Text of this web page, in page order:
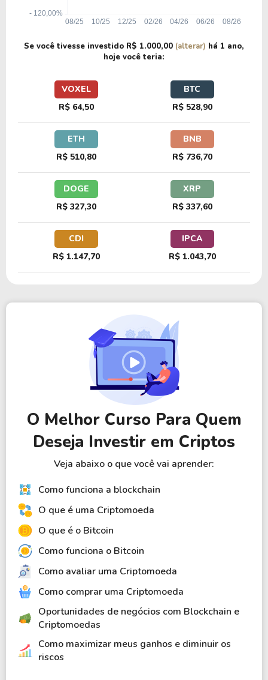
Se você tivesse investido R$ 1.000,00 (alterar) há 1 ano,
hoje você teria:
VOXEL
R$ 64,50
BTC
R$ 528,90
ETH
R$ 510,80
BNB
R$ 736,70
DOGE
R$ 327,30
XRP
R$ 337,60
CDI
R$ 1.147,70
IPCA
R$ 1.043,70
O Melhor Curso Para Quem
Deseja Investir em Criptos
Veja abaixo o que você vai aprender:
Como funciona a blockchain
O que é uma Criptomoeda
O que é o Bitcoin
Como funciona o Bitcoin
Como avaliar uma Criptomoeda
Como comprar uma Criptomoeda
Oportunidades de negócios com Blockchain e
Criptomoedas
Como maximizar meus ganhos e diminuir os
riscos